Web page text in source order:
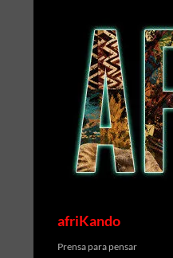
afriKando
Prensa para pensar